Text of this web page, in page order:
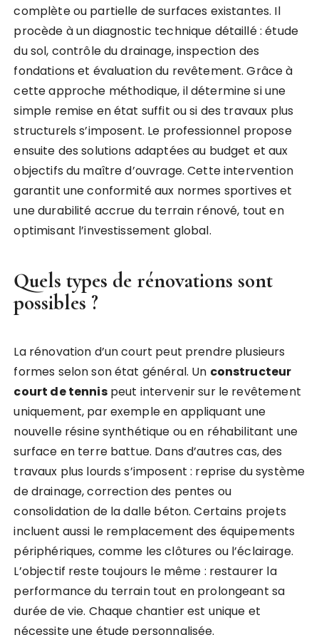
complète ou partielle de surfaces existantes. Il
procède à un diagnostic technique détaillé : étude
du sol, contrôle du drainage, inspection des
fondations et évaluation du revêtement. Grâce à
cette approche méthodique, il détermine si une
simple remise en état suffit ou si des travaux plus
structurels s’imposent. Le professionnel propose
ensuite des solutions adaptées au budget et aux
objectifs du maître d’ouvrage. Cette intervention
garantit une conformité aux normes sportives et
une durabilité accrue du terrain rénové, tout en
optimisant l’investissement global.
Quels types de rénovations sont
possibles ?
La rénovation d’un court peut prendre plusieurs
formes selon son état général. Un constructeur
court de tennispeut intervenir sur le revêtement
uniquement, par exemple en appliquant une
nouvelle résine synthétique ou en réhabilitant une
surface en terre battue. Dans d’autres cas, des
travaux plus lourds s’imposent : reprise du système
de drainage, correction des pentes ou
consolidation de la dalle béton. Certains projets
incluent aussi le remplacement des équipements
périphériques, comme les clôtures ou l’éclairage.
L’objectif reste toujours le même : restaurer la
performance du terrain tout en prolongeant sa
durée de vie. Chaque chantier est unique et
nécessite une étude personnalisée.